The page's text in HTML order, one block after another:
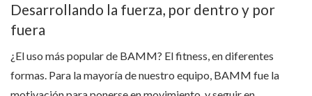
Desarrollando la fuerza, por dentro y por
fuera
¿El uso más popular de BAMM? El fitness, en diferentes
formas. Para la mayoría de nuestro equipo, BAMM fue la